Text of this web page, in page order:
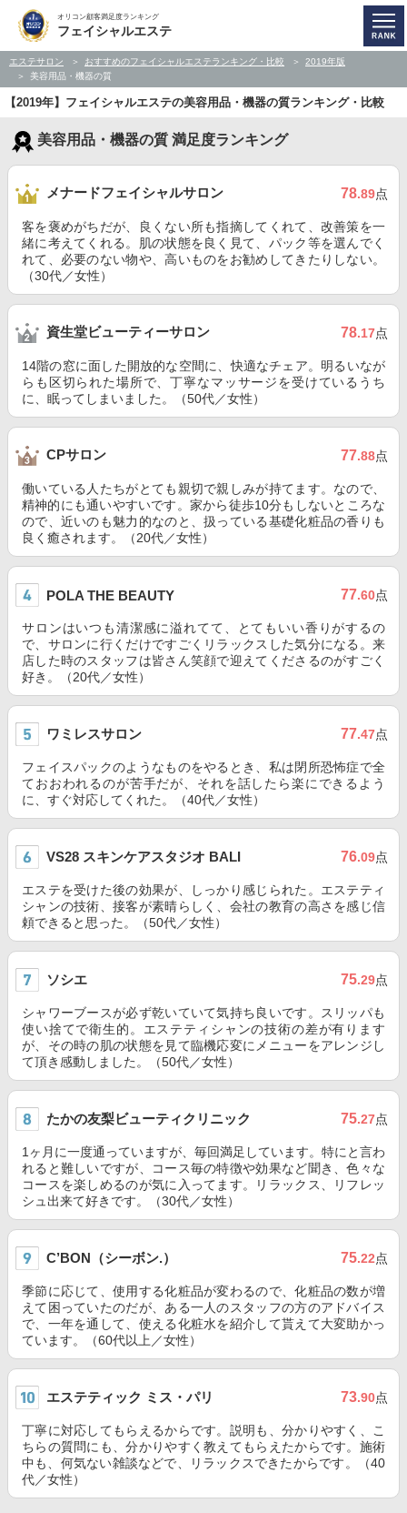
オリコン顧客満足度ランキング
フェイシャルエステ
エステサロン おすすめのフェイシャルエステランキング・比較
2019年版
美容用品・機器の質
【2019年】フェイシャルエステの美容用品・機器の質ランキング・比較
美容用品・機器の質 満足度ランキング
メナードフェイシャルサロン 78.89点
客を褒めがちだが、良くない所も指摘してくれて、改善策を一
緒に考えてくれる。肌の状態を良く見て、パック等を選んでく
れて、必要のない物や、高いものをお勧めしてきたりしない。
（30代／女性）
資生堂ビューティーサロン 78.17点
14階の窓に面した開放的な空間に、快適なチェア。明るいなが
らも区切られた場所で、丁寧なマッサージを受けているうち
に、眠ってしまいました。（50代／女性）
CPサロン 77.88点
働いている人たちがとても親切で親しみが持てます。なので、
精神的にも通いやすいです。家から徒歩10分もしないところな
ので、近いのも魅力的なのと、扱っている基礎化粧品の香りも
良く癒されます。（20代／女性）
POLA THE BEAUTY 77.60点
サロンはいつも清潔感に溢れてて、とてもいい香りがするの
で、サロンに行くだけですごくリラックスした気分になる。来
店した時のスタッフは皆さん笑顔で迎えてくださるのがすごく
好き。（20代／女性）
ワミレスサロン 77.47点
フェイスパックのようなものをやるとき、私は閉所恐怖症で全
ておおわれるのが苦手だが、それを話したら楽にできるよう
に、すぐ対応してくれた。（40代／女性）
VS28 スキンケアスタジオ BALI 76.09点
エステを受けた後の効果が、しっかり感じられた。エステティ
シャンの技術、接客が素晴らしく、会社の教育の高さを感じ信
頼できると思った。（50代／女性）
ソシエ 75.29点
シャワーブースが必ず乾いていて気持ち良いです。スリッパも
使い捨てで衛生的。エステティシャンの技術の差が有ります
が、その時の肌の状態を見て臨機応変にメニューをアレンジし
て頂き感動しました。（50代／女性）
たかの友梨ビューティクリニック 75.27点
1ヶ月に一度通っていますが、毎回満足しています。特にと言わ
れると難しいですが、コース毎の特徴や効果など聞き、色々な
コースを楽しめるのが気に入ってます。リラックス、リフレッ
シュ出来て好きです。（30代／女性）
C’BON（シーボン.） 75.22点
季節に応じて、使用する化粧品が変わるので、化粧品の数が増
えて困っていたのだが、ある一人のスタッフの方のアドバイス
で、一年を通して、使える化粧水を紹介して貰えて大変助かっ
ています。（60代以上／女性）
エステティック ミス・パリ 73.90点
丁寧に対応してもらえるからです。説明も、分かりやすく、こ
ちらの質問にも、分かりやすく教えてもらえたからです。施術
中も、何気ない雑談などで、リラックスできたからです。（40
代／女性）